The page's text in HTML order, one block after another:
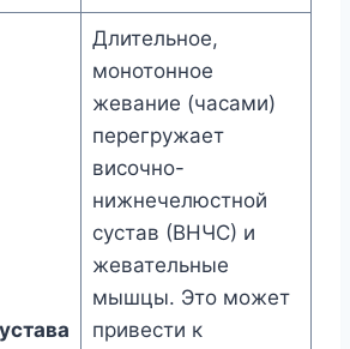
Длительное,
монотонное
жевание (часами)
перегружает
височно-
нижнечелюстной
сустав (ВНЧС) и
жевательные
мышцы. Это может
привести к